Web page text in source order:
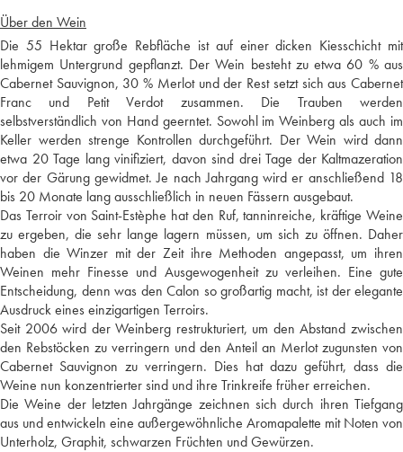
Über den Wein
Die 55 Hektar große Rebfläche ist auf einer dicken Kiesschicht mit
lehmigem Untergrund gepflanzt. Der Wein besteht zu etwa 60 % aus
Cabernet Sauvignon, 30 % Merlot und der Rest setzt sich aus Cabernet
Franc und Petit Verdot zusammen. Die Trauben werden
selbstverständlich von Hand geerntet. Sowohl im Weinberg als auch im
Keller werden strenge Kontrollen durchgeführt. Der Wein wird dann
etwa 20 Tage lang vinifiziert, davon sind drei Tage der Kaltmazeration
vor der Gärung gewidmet. Je nach Jahrgang wird er anschließend 18
bis 20 Monate lang ausschließlich in neuen Fässern ausgebaut.
Das Terroir von Saint-Estèphe hat den Ruf, tanninreiche, kräftige Weine
zu ergeben, die sehr lange lagern müssen, um sich zu öffnen. Daher
haben die Winzer mit der Zeit ihre Methoden angepasst, um ihren
Weinen mehr Finesse und Ausgewogenheit zu verleihen. Eine gute
Entscheidung, denn was den Calon so großartig macht, ist der elegante
Ausdruck eines einzigartigen Terroirs.
Seit 2006 wird der Weinberg restrukturiert, um den Abstand zwischen
den Rebstöcken zu verringern und den Anteil an Merlot zugunsten von
Cabernet Sauvignon zu verringern. Dies hat dazu geführt, dass die
Weine nun konzentrierter sind und ihre Trinkreife früher erreichen.
Die Weine der letzten Jahrgänge zeichnen sich durch ihren Tiefgang
aus und entwickeln eine außergewöhnliche Aromapalette mit Noten von
Unterholz, Graphit, schwarzen Früchten und Gewürzen.